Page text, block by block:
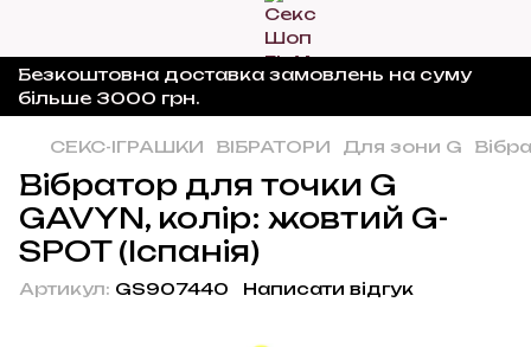
Безкоштовна доставка замовлень на суму
більше 3000 грн.
СЕКС-ІГРАШКИ ВІБРАТОРИ Для зони G
Вібратор для точки G
GAVYN, колір: жовтий G-
SPOT (Іспанія)
Артикул: GS907440 Написати відгук